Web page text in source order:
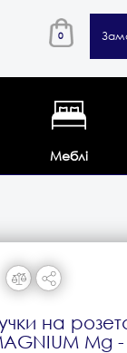
0
Меблі
на
Mg